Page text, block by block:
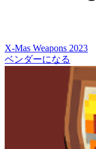
X-Mas Weapons 2023
ベンダーになる